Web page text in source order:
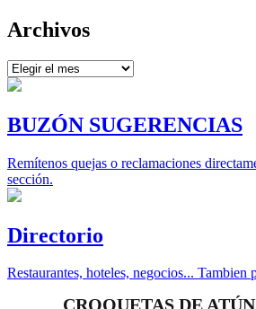
Archivos
Archivos
BUZÓN SUGERENCIAS
Remítenos quejas o reclamaciones
sección.
Directorio
Restaurantes, hoteles, negocios... Tambien
CROQUETAS DE